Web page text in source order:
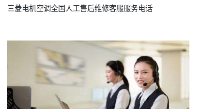
三菱电机空调全国人工售后维修客服服务电话